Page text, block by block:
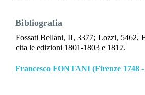
Bibliografia
Fossati Bellani, II, 3377; Lozzi, 5462,
cita le edizioni 1801-1803 e 1817.
Francesco FONTANI (Firenze 1748